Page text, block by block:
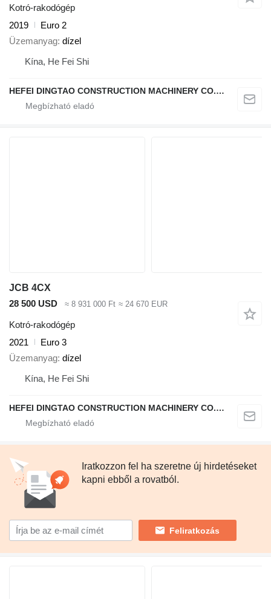
Kotró-rakodógép
2019
Euro 2
Üzemanyag dízel
Kína, He Fei Shi
HEFEI DINGTAO CONSTRUCTION MACHINERY CO., LIMITED
JCB 4CX
28 500 USD
≈ 8 931 000 Ft ≈ 24 670 EUR
Kotró-rakodógép
2021
Euro 3
Üzemanyag dízel
Kína, He Fei Shi
HEFEI DINGTAO CONSTRUCTION MACHINERY CO., LIMITED
Iratkozzon fel ha szeretne új hirdetéseket
kapni ebből a rovatból.
Feliratkozás